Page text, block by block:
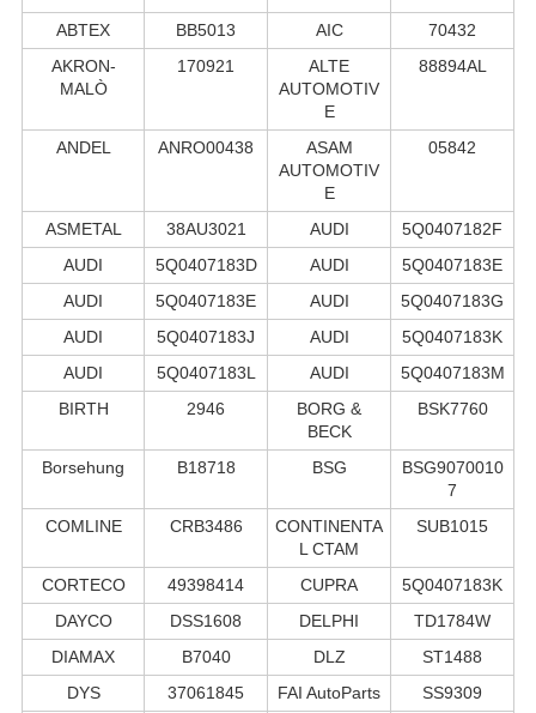
ABTEX
BB5013 AIC
70432
AKRON-
MALÒ
170921
ALTE
AUTOMOTIV
E
88894AL
ANDEL ANRO00438
ASAM
AUTOMOTIV
E
05842
ASMETAL 38AU3021 AUDI
5Q0407182F
AUDI
5Q0407183D AUDI
5Q0407183E
AUDI
5Q0407183E AUDI
5Q0407183G
AUDI
5Q0407183J AUDI
5Q0407183K
AUDI
5Q0407183L AUDI
5Q0407183M
BIRTH
2946
BORG &
BECK
BSK7760
Borsehung B18718 BSG
BSG9070010
7
COMLINE
CRB3486
CONTINENTA
L CTAM
SUB1015
CORTECO 49398414 CUPRA
5Q0407183K
DAYCO
DSS1608 DELPHI
TD1784W
DIAMAX
B7040 DLZ
ST1488
DYS
37061845 FAI AutoParts
SS9309